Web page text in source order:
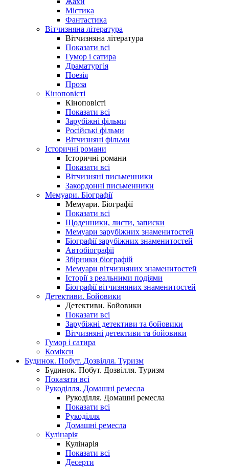
Містика
Фантастика
Вітчизняна література
Вітчизняна література
Показати всі
Гумор і сатира
Драматургія
Поезія
Проза
Кіноповісті
Кіноповісті
Показати всі
Зарубіжні фільми
Російські фільми
Вітчизняні фільми
Історичні романи
Історичні романи
Показати всі
Вітчизняні письменники
Закордонні письменники
Мемуари. Біографії
Мемуари. Біографії
Показати всі
Щоденники, листи, записки
Мемуари зарубіжних знаменитостей
Біографії зарубіжних знаменитостей
Автобіографії
Збірники біографій
Мемуари вітчизняних знаменитостей
Історії з реальними подіями
Біографії вітчизняних знаменитостей
Детективи. Бойовики
Детективи. Бойовики
Показати всі
Зарубіжні детективи та бойовики
Вітчизняні детективи та бойовики
Гумор і сатира
Комікси
Будинок. Побут. Дозвілля. Туризм
Будинок. Побут. Дозвілля. Туризм
Показати всі
Рукоділля. Домашні ремесла
Рукоділля. Домашні ремесла
Показати всі
Рукоділля
Домашні ремесла
Кулінарія
Кулінарія
Показати всі
Десерти